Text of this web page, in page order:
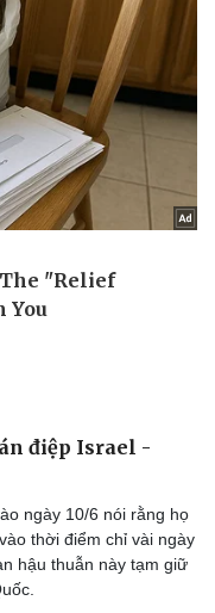
điệu
đổi số
điệp Israel -
ngày 10/6 nói rằng họ
thời điểm chỉ vài ngày
hậu thuẫn này tạm giữ